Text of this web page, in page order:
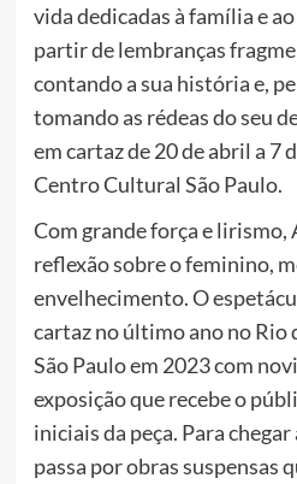
vida dedicadas à família e
partir de lembranças
contando a sua história e,
tomando as rédeas do seu
em cartaz de 20 de abril a 7
Centro Cultural São Paulo.
Com grande força e
reflexão sobre o feminino,
envelhecimento. O
cartaz no último ano no Rio
São Paulo em 2023 com
exposição que recebe o
iniciais da peça. Para
passa por obras suspensas